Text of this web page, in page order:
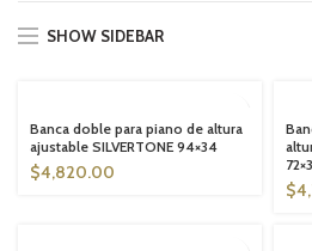
SHOW SIDEBAR
Banca doble para piano de altura
ajustable SILVERTONE 94×34
$4,820.00
$